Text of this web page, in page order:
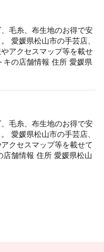
毛糸、布生地のお得で安
愛媛県松山市の手芸店、
アクセスマップ等を載せ
キの店舗情報 住所 愛媛県
毛糸、布生地のお得で安
愛媛県松山市の手芸店、
クセスマップ等を載せて
店舗情報 住所 愛媛県松山